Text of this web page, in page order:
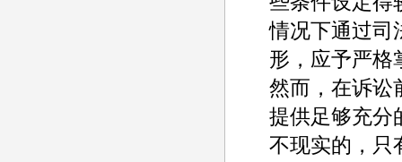
情况下通过司
形，应予严格
然而，在诉讼
提供足够充分
不现实的，只